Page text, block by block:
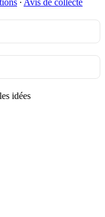
idées